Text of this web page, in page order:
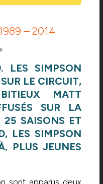
– 2014
LES SIMPSON
LE CIRCUIT,
MATT
SUR LA
25 SAISONS ET
LES SIMPSON
PLUS JEUNES